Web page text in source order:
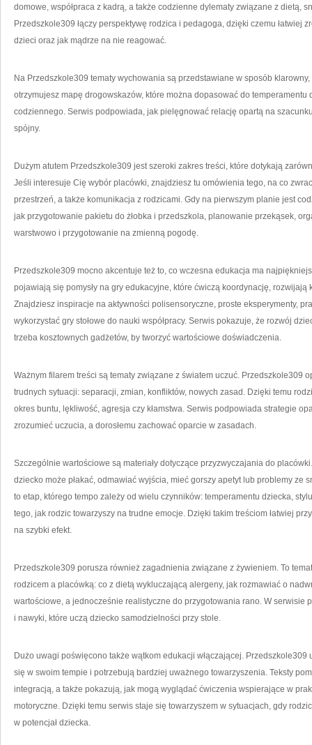
domowe, współpraca z kadrą, a także codzienne dylematy związane z dietą,
Przedszkole309 łączy perspektywę rodzica i pedagoga, dzięki czemu łatwiej
dzieci oraz jak mądrze na nie reagować.
Na Przedszkole309 tematy wychowania są przedstawiane w sposób
otrzymujesz mapę drogowskazów, które można dopasować do
codziennego. Serwis podpowiada, jak pielęgnować relację opartą na
spójny.
Dużym atutem Przedszkole309 jest szeroki zakres treści, które dotykają
Jeśli interesuje Cię wybór placówki, znajdziesz tu omówienia tego, na co
przestrzeń, a także komunikacja z rodzicami. Gdy na pierwszym planie jest
jak przygotowanie pakietu do żłobka i przedszkola, planowanie przekąsek,
warstwowo i przygotowanie na zmienną pogodę.
Przedszkole309 mocno akcentuje też to, co wczesna edukacja ma
pojawiają się pomysły na gry edukacyjne, które ćwiczą koordynację,
Znajdziesz inspiracje na aktywności polisensoryczne, proste eksperymenty,
wykorzystać gry stołowe do nauki współpracy. Serwis pokazuje, że rozwój
trzeba kosztownych gadżetów, by tworzyć wartościowe doświadczenia.
Ważnym filarem treści są tematy związane z światem uczuć. Przedszkole309
trudnych sytuacji: separacji, zmian, konfliktów, nowych zasad. Dzięki temu
okres buntu, lękliwość, agresja czy kłamstwa. Serwis podpowiada strategie
zrozumieć uczucia, a dorosłemu zachować oparcie w zasadach.
Szczególnie wartościowe są materiały dotyczące przyzwyczajania do
dziecko może płakać, odmawiać wyjścia, mieć gorszy apetyt lub problemy ze
to etap, którego tempo zależy od wielu czynników: temperamentu dziecka,
tego, jak rodzic towarzyszy na trudne emocje. Dzięki takim treściom łatwiej
na szybki efekt.
Przedszkole309 porusza również zagadnienia związane z żywieniem. To
rodzicem a placówką: co z dietą wykluczającą alergeny, jak rozmawiać o
wartościowe, a jednocześnie realistyczne do przygotowania rano. W serwisie
i nawyki, które uczą dziecko samodzielności przy stole.
Dużo uwagi poświęcono także wątkom edukacji włączającej.
się w swoim tempie i potrzebują bardziej uważnego towarzyszenia. Teksty
integracją, a także pokazują, jak mogą wyglądać ćwiczenia wspierające w
motoryczne. Dzięki temu serwis staje się towarzyszem w sytuacjach, gdy
w potencjał dziecka.